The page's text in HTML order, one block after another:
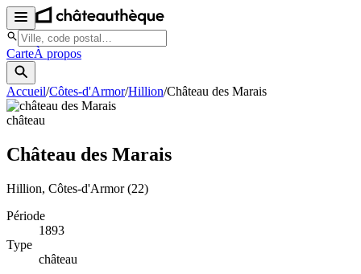
CarteÀ propos
Accueil/Côtes-d'Armor/Hillion/Château des Marais
château
Château des Marais
Hillion, Côtes-d'Armor(22)
Période
1893
Type
château